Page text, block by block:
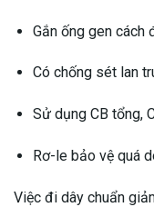
Gắn ống gen cách
Có chống sét lan
Sử dụng CB tổng,
Rơ-le bảo vệ quá
Việc đi dây chuẩn